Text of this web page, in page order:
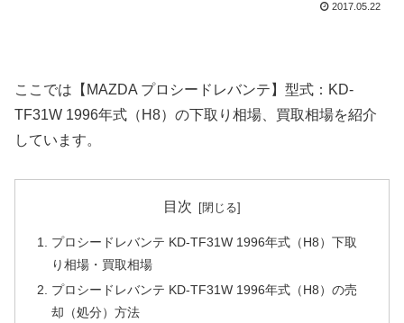
2017.05.22
ここでは【MAZDA プロシードレバンテ】型式：KD-
TF31W 1996年式（H8）の下取り相場、買取相場を紹介
しています。
目次
プロシードレバンテ KD-TF31W 1996年式（H8）下取
り相場・買取相場
プロシードレバンテ KD-TF31W 1996年式（H8）の売
却（処分）方法